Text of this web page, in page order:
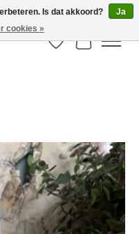
| let op: Verzenden vanaf 29
Verlanglijst
Items
Is dat akkoord?
Ja
cookies »